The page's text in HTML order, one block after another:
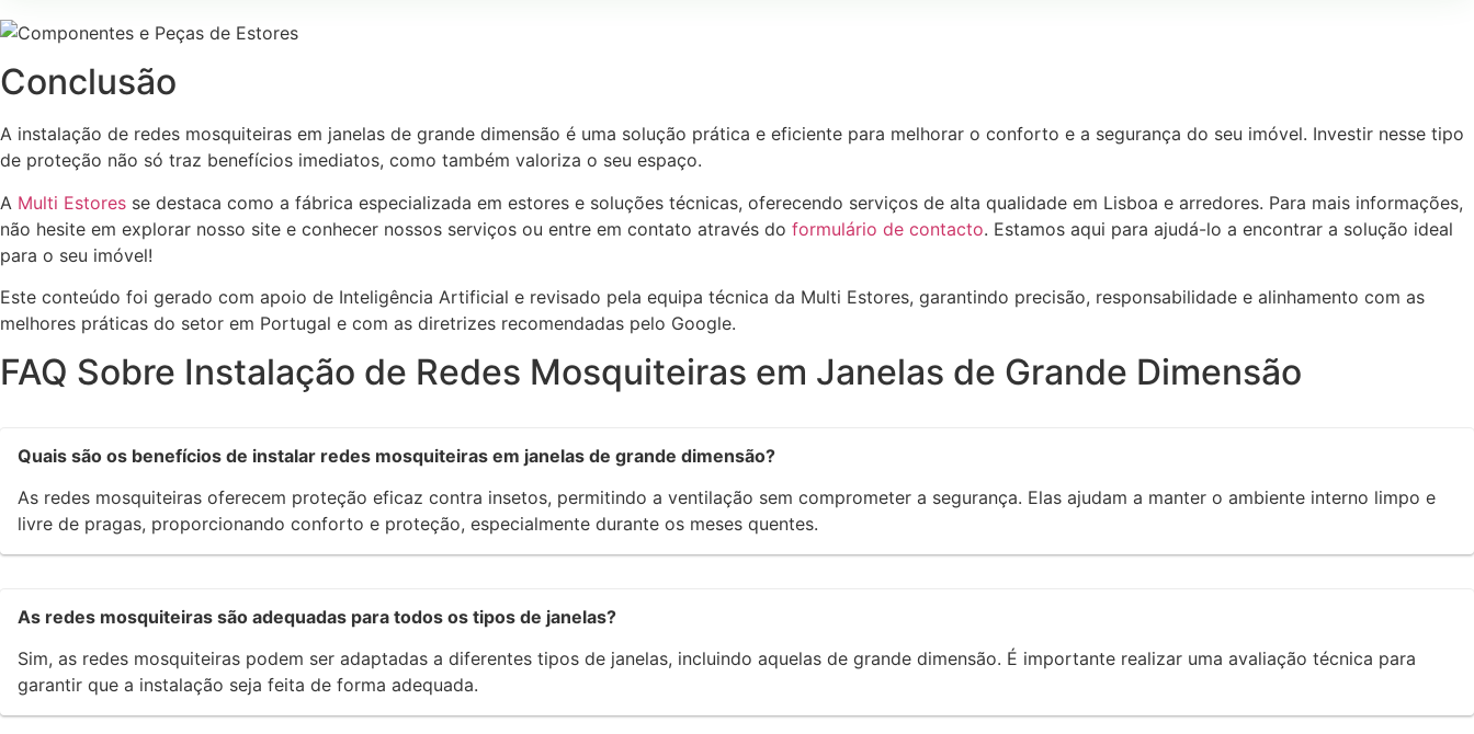
Conclusão
A instalação de redes mosquiteiras em janelas de grande dimensão é uma solução prática e eficiente para melhorar o conforto e a segurança do seu imóvel. Investir nesse tipo
de proteção não só traz benefícios imediatos, como também valoriza o seu espaço.
A Multi Estores se destaca como a fábrica especializada em estores e soluções técnicas, oferecendo serviços de alta qualidade em Lisboa e arredores. Para mais informações,
não hesite em explorar nosso site e conhecer nossos serviços ou entre em contato através do formulário de contacto. Estamos aqui para ajudá-lo a encontrar a solução ideal
para o seu imóvel!
Este conteúdo foi gerado com apoio de Inteligência Artificial e revisado pela equipa técnica da Multi Estores, garantindo precisão, responsabilidade e alinhamento com as
melhores práticas do setor em Portugal e com as diretrizes recomendadas pelo Google.
FAQ Sobre Instalação de Redes Mosquiteiras em Janelas de Grande Dimensão
Quais são os benefícios de instalar redes mosquiteiras em janelas de grande dimensão?
As redes mosquiteiras oferecem proteção eficaz contra insetos, permitindo a ventilação sem comprometer a segurança. Elas ajudam a manter o ambiente interno limpo e
livre de pragas, proporcionando conforto e proteção, especialmente durante os meses quentes.
As redes mosquiteiras são adequadas para todos os tipos de janelas?
Sim, as redes mosquiteiras podem ser adaptadas a diferentes tipos de janelas, incluindo aquelas de grande dimensão. É importante realizar uma avaliação técnica para
garantir que a instalação seja feita de forma adequada.